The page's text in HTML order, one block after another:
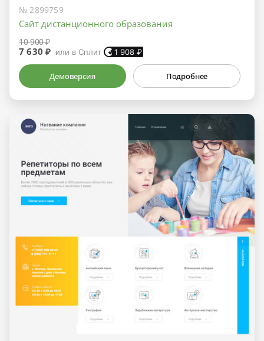
№ 2899759
Сайт дистанционного образования
10 900 ₽
7 630 ₽ или в Сплит 1 908 ₽
Демоверсия Подробнее